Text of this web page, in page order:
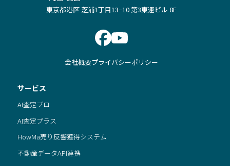
東京都港区 芝浦1丁目13−10 第3東運ビル 8F
会社概要プライバシーポリシー
サービス
AI査定プロ
AI査定プラス
HowMa売り反響獲得システム
不動産データAPI連携